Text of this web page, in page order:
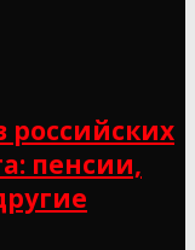
российских
пенсии,